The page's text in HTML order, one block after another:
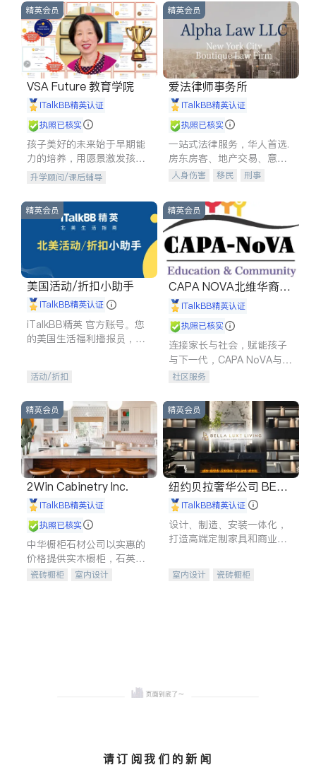
商铺租售
精英会员
VSA Future 教育学院
iTalkBB精英认证
执照已核实
孩子美好的未来始于早期能
力的培养，用愿景激发孩子
的学习潜力和动力。理念：
拥有成长型心态是成功的基
石。
升学顾问/课后辅导
精英会员
爱法律师事务所
iTalkBB精英认证
执照已核实
一站式法律服务，华人首选.
房东房客、地产交易、意外
伤害、车祸重伤、商业诉
建筑合同、刑事案件全包办
人身伤害 移民
刑事
信托/遗嘱
商业
索赔
律师-其它 保释
精英会员
美国活动/折扣小助手
iTalkBB精英认证
iTalkBB精英 官方账号。您
的美国生活福利播报员，精
专属福利。
活动/折扣
精英会员
CAPA NOVA北维华裔家
长会iTalkBB精英认证
执照已核实
连接家长与社会，赋能孩子
与下一代，CAPA NoVA与您
携手建设包容、公平、充满
社区服务
精英会员
2Win Cabinetry Inc.
iTalkBB精英认证
执照已核实
中华橱柜石材公司以实惠的
价格提供实木橱柜，石英石
台面，多种优质不锈钢水
瓷砖橱柜
室内设计
精英会员
纽约贝拉奢华公司 BELL
A LUXE
iTalkBB精英认证
设计、制造、安装一体化，
打造高端定制家具和商业空
室内设计
瓷砖橱柜
请订阅我们的新闻